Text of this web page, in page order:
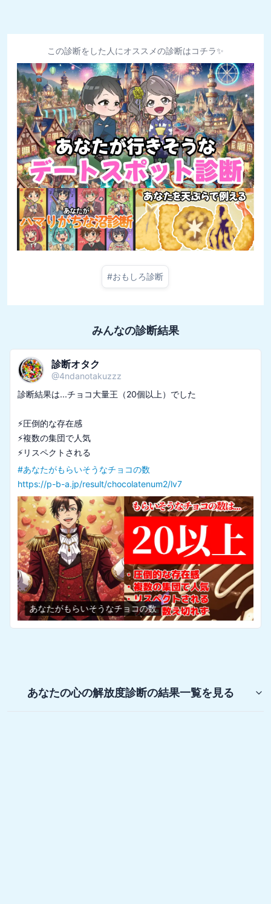
この診断をした人にオススメの診断はコチラ✨
#おもしろ診断
みんなの診断結果
診断オタク
@4ndanotakuzzz
診断結果は...チョコ大量王（20個以上）でした
⚡圧倒的な存在感
⚡複数の集団で人気
#あなたがもらいそうなチョコの数
https://p-b-a.jp/result/chocolatenum2/lv7
あなたがもらいそうなチョコの数
あなたの心の解放度診断の結果一覧を見る